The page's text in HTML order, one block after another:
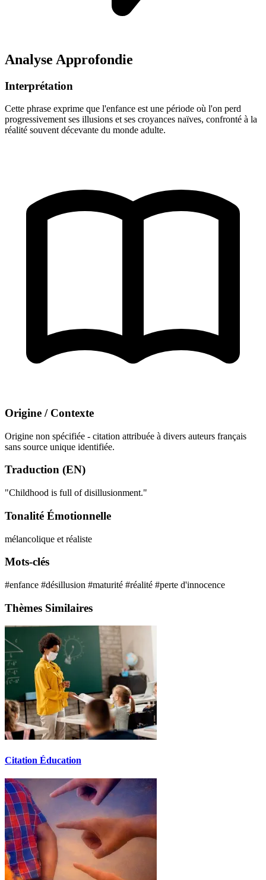
Analyse Approfondie
Interprétation
Cette phrase exprime que l'enfance est une période où l'on perd
progressivement ses illusions et ses croyances naïves, confronté à la
réalité souvent décevante du monde adulte.
Origine / Contexte
Origine non spécifiée - citation attribuée à divers auteurs français
sans source unique identifiée.
Traduction (EN)
"Childhood is full of disillusionment."
Tonalité Émotionnelle
mélancolique et réaliste
Mots-clés
#enfance #désillusion #maturité #réalité #perte d'innocence
Thèmes Similaires
Citation Éducation